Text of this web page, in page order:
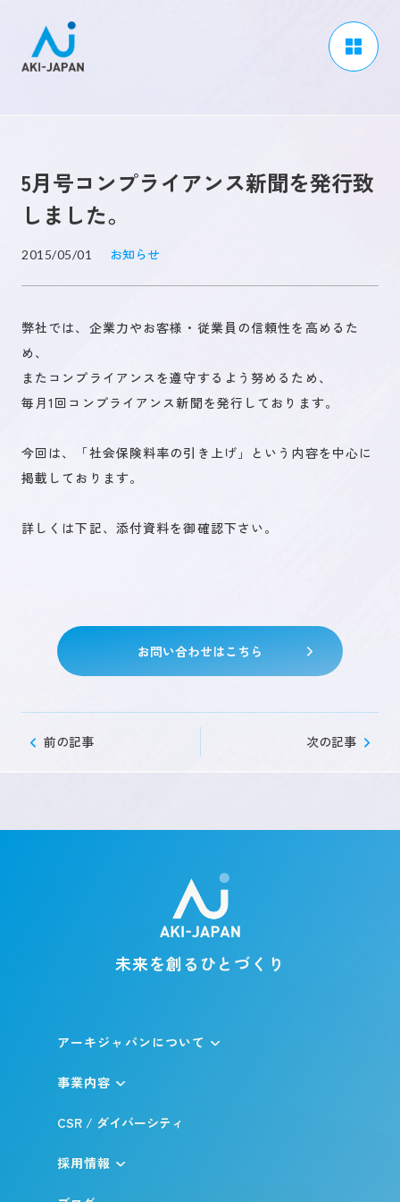
未来を創るひとづくり
CSR / ダイバーシティ
採用情報
ブログ
5月号コンプライアンス新聞を発行致
しました。
2015/05/01 お知らせ
弊社では、企業力やお客様・従業員の信頼性を高めるた
め、
またコンプライアンスを遵守するよう努めるため、
毎月1回コンプライアンス新聞を発行しております。
今回は、「社会保険料率の引き上げ」という内容を中心に
掲載しております。
詳しくは下記、添付資料を御確認下さい。
お問い合わせはこちら
前の記事 次の記事
未来を創るひとづくり
アーキジャパンについて
事業内容
CSR / ダイバーシティ
採用情報